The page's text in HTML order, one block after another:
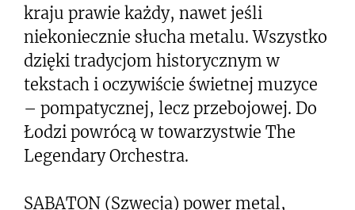
kraju prawie każdy, nawet jeśli
niekoniecznie słucha metalu. Wszystko
dzięki tradycjom historycznym w
tekstach i oczywiście świetnej muzyce
– pompatycznej, lecz przebojowej. Do
Łodzi powrócą w towarzystwie The
Legendary Orchestra.
SABATON (Szwecja) power metal,